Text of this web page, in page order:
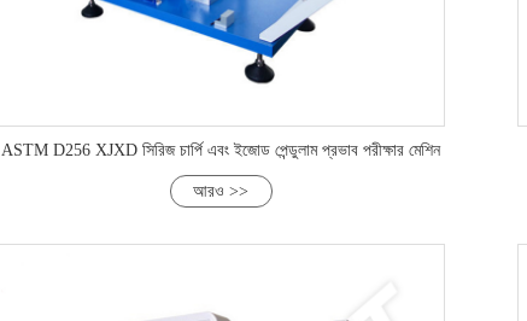
ASTM D256 XJXD সিরিজ চার্পি এবং ইজোড পেন্ডুলাম প্রভাব পরীক্ষার মেশিন
আরও >>